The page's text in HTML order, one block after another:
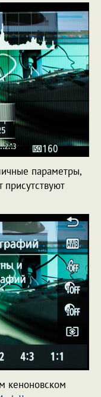
параметры,
кеноновском